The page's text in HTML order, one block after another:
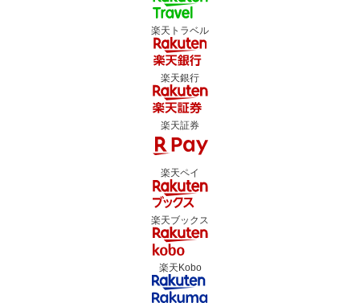
楽天トラベル
楽天銀行
楽天証券
楽天ペイ
楽天ブックス
楽天Kobo